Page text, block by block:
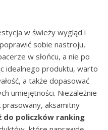
w świeży wygląd i
sobie nastroju,
w słońcu, a nie po
idealnego produktu, warto
a także dopasować
umiejętności. Niezależnie
aksamitny
do policzków ranking